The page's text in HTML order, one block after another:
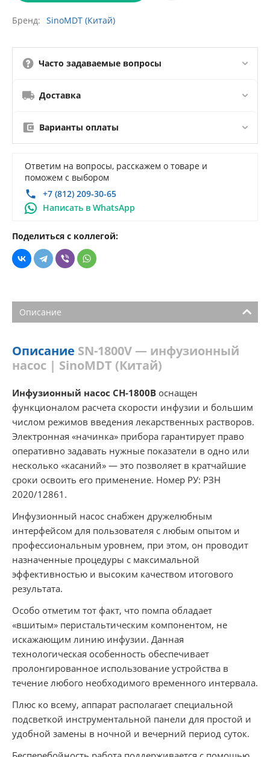
Бренд SinoMDT (Китай)
Часто задаваемые вопросы
Доставка
Варианты оплаты
Ответим на вопросы, расскажем о товаре и
поможем с выбором
+7 (812) 209-30-65
Написать в WhatsApp
Поделиться с коллегой:
Описание
Описание SN-1800V — инфузионный
насос | SinoMDT (Китай)
Инфузионный насос СН-1800В оснащен
функционалом расчета скорости инфузии и большим
числом режимов введения лекарственных растворов.
Электронная «начинка» прибора гарантирует право
оперативно задавать нужные показатели в одно или
несколько «касаний» — это позволяет в кратчайшие
сроки освоить его применение. Номер РУ: РЗН
2020/12861.
Инфузионный насос снабжен дружелюбным
интерфейсом для пользователя с любым опытом и
профессиональным уровнем, при этом, он проводит
назначенные процедуры с максимальной
эффективностью и высоким качеством итогового
результата.
Особо отметим тот факт, что помпа обладает
«вшитым» перистальтическим компонентом, не
искажающим линию инфузии. Данная
технологическая особенность обеспечивает
пролонгированное использование устройства в
течение любого необходимого временного интервала.
Плюс ко всему, аппарат располагает специальной
подсветкой инструментальной панели для простой и
удобной замены в ночной и вечерний период суток.